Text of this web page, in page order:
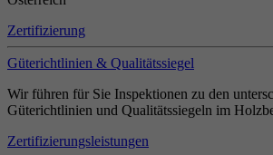
Zertifizierung
Güterichtlinien & Qualitätssiegel
Wir führen für Sie Inspektionen zu den
Güterichtlinien und Qualitätssiegeln im
Zertifizierungsleistungen